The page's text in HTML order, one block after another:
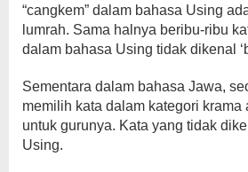
“cangkem” dalam bahasa Using
lumrah. Sama halnya beribu-ribu
dalam bahasa Using tidak dikenal
Sementara dalam bahasa Jawa,
memilih kata dalam kategori krama
untuk gurunya. Kata yang tidak
Using.